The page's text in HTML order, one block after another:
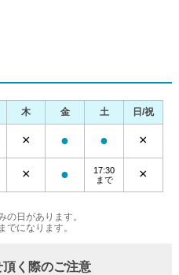
日があります。
になります。
木 金 土
日/祝
× ● ● ×
× ●
17:30
まで
×
く際のご注意